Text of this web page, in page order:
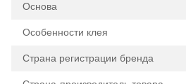
Основа
Особенности клея
Страна регистрации бренда